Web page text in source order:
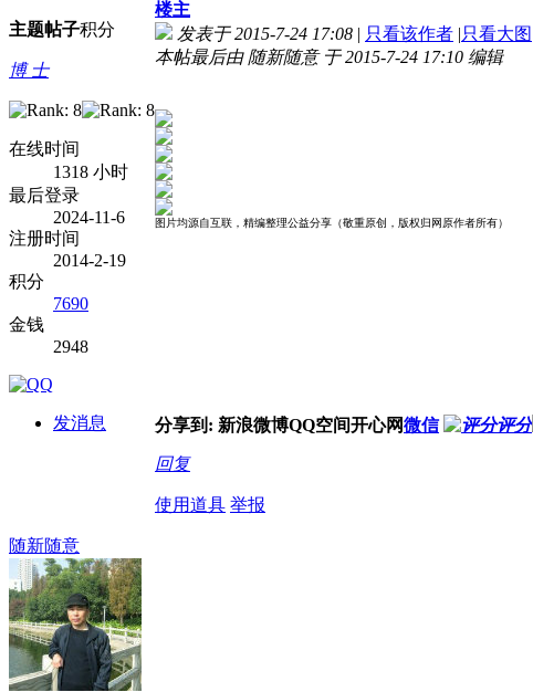
主题帖子积分
博 士
在线时间
1318 小时
最后登录
2024-11-6
注册时间
2014-2-19
积分
7690
金钱
2948
发消息
楼主
发表于 2015-7-24 17:08 | 只看该作者 |只看大图
本帖最后由 随新随意 于 2015-7-24 17:10 编辑
图片均源自互联，精编整理公益分享（敬重原创，版权归网原作者所有）
分享到: 新浪微博QQ空间开心网微信 评分
回复
使用道具 举报
随新随意